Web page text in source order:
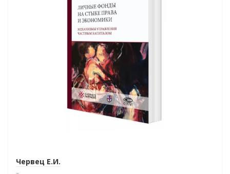
Червец Е.И.